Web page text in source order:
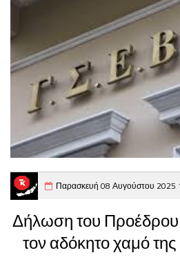
Παρασκευή 08 Αυγούστου 2025
Δήλωση του
τον αδόκητο χαμό